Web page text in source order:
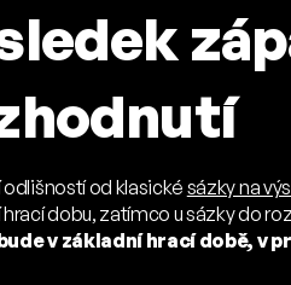
od klasické sázky na
hrací dobu, zatímco u sázky do
v základní hrací době, v